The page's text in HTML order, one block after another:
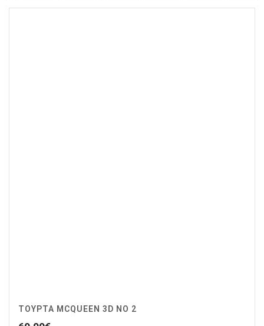
ΤΟΥΡΤΑ MCQUEEN 3D NO 2